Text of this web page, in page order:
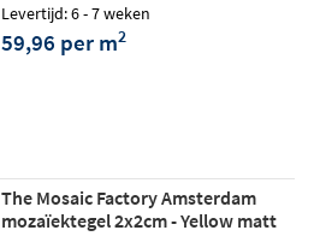
Levertijd: 6 - 7 weken
59,96 per m2
The Mosaic Factory Amsterdam
mozaïektegel 2x2cm - Yellow matt